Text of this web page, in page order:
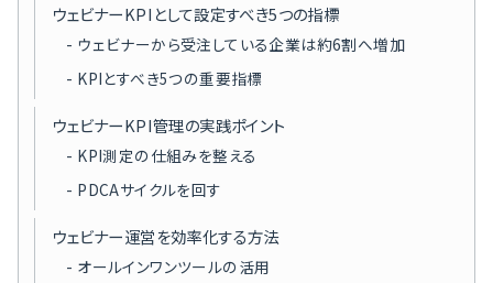
ウェビナーKPIとして設定すべき5つの指標
ウェビナーから受注している企業は約6割へ増加
KPIとすべき5つの重要指標
ウェビナーKPI管理の実践ポイント
KPI測定の仕組みを整える
PDCAサイクルを回す
ウェビナー運営を効率化する方法
オールインワンツールの活用